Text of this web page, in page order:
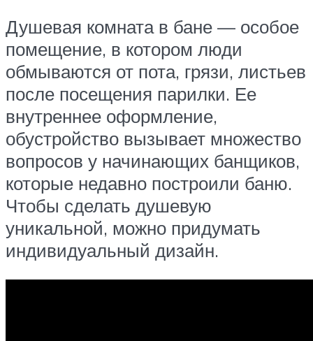
Душевая комната в бане — особое
помещение, в котором люди
обмываются от пота, грязи, листьев
после посещения парилки. Ее
внутреннее оформление,
обустройство вызывает множество
вопросов у начинающих банщиков,
которые недавно построили баню.
Чтобы сделать душевую
уникальной, можно придумать
индивидуальный дизайн.